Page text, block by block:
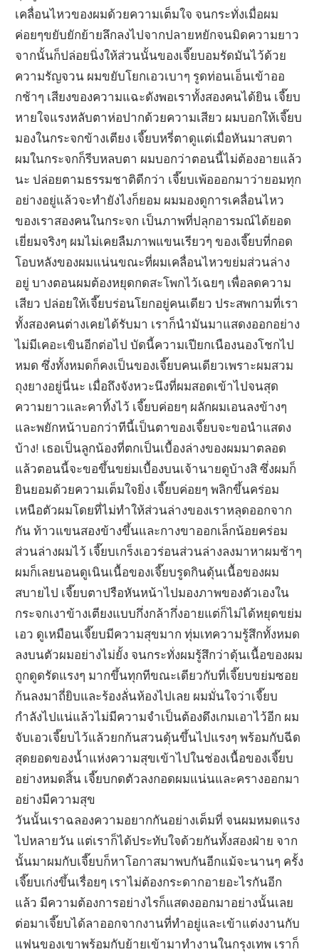
เคลื่อนไหวของผมด้วยความเต็มใจ จนกระทั่งเมื่อผม
ค่อยๆขยับยักย้ายลึกลงไปจากปลายหยักจนมิดความยาว
จากนั้นก็ปล่อยนิ่งให้ส่วนนั้นของเจี๊ยบอมรัดมันไว้ด้วย
ความรัญจวน ผมขยับโยกเอวเบาๆ รูดท่อนเอ็นเข้าออ
กช้าๆ เสียงของความแฉะดังพอเราทั้งสองคนได้ยิน เจี๊ยบ
หายใจแรงหลับตาห่อปากด้วยความเสียว ผมบอกให้เจี๊ยบ
มองในกระจกข้างเตียง เจี๊ยบหรี่ตาดูแต่เมื่อหันมาสบตา
ผมในกระจกก็รีบหลบตา ผมบอกว่าตอนนี้ไม่ต้องอายแล้ว
นะ ปล่อยตามธรรมชาติดีกว่า เจี๊ยบเพ้อออกมาว่ายอมทุก
อย่างอยู่แล้วจะทำยังไงก็ยอม ผมมองดูการเคลื่อนไหว
ของเราสองคนในกระจก เป็นภาพที่ปลุกอารมณ์ได้ยอด
เยี่ยมจริงๆ ผมไม่เคยลืมภาพแขนเรียวๆ ของเจี๊ยบที่กอด
โอบหลังของผมแน่นขณะที่ผมเคลื่อนไหวขย่มส่วนล่าง
อยู่ บางตอนผมต้องหยุดกดสะโพกไว้เฉยๆ เพื่อลดความ
เสียว ปล่อยให้เจี๊ยบร่อนโยกอยู่คนเดียว ประสพกามที่เรา
ทั้งสองคนต่างเคยได้รับมา เราก็นำมันมาแสดงออกอย่าง
ไม่มีเคอะเขินอีกต่อไป บัดนี้ความเปียกเนืองนองโชกไป
หมด ซึ่งทั้งหมดก็คงเป็นของเจี๊ยบคนเดียวเพราะผมสวม
ถุงยางอยู่นี่นะ เมื่อถึงจังหวะนึงที่ผมสอดเข้าไปจนสุด
ความยาวและคาทิ้งไว้ เจี๊ยบค่อยๆ ผลักผมเอนลงข้างๆ
และพยักหน้าบอกว่าทีนี้เป็นตาของเจี๊ยบจะขอนำแสดง
บ้าง! เธอเป็นลูกน้องที่ตกเป็นเบื้องล่างของผมมาตลอด
แล้วตอนนี้จะขอขึ้นขย่มเบื้องบนเจ้านายดูบ้างสิ ซึ่งผมก็
ยินยอมด้วยความเต็มใจยิ่ง เจี๊ยบค่อยๆ พลิกขึ้นคร่อม
เหนือตัวผมโดยที่ไม่ทำให้ส่วนล่างของเราหลุดออกจาก
กัน ท้าวแขนสองข้างขึ้นและกางขาออกเล็กน้อยคร่อม
ส่วนล่างผมไว้ เจี๊ยบเกร็งเอวร่อนส่วนล่างลงมาหาผมช้าๆ
ผมก็เลยนอนดูเนินเนื้อของเจี๊ยบรูดกินดุ้นเนื้อของผม
สบายไป เจี๊ยบตาปรือหันหน้าไปมองภาพของตัวเองใน
กระจกเงาข้างเตียงแบบกึ่งกล้ากึ่งอายแต่ก็ไม่ได้หยุดขย่ม
เอว ดูเหมือนเจี๊ยบมีความสุขมาก ทุ่มเทความรู้สึกทั้งหมด
ลงบนตัวผมอย่างไม่ยั้ง จนกระทั่งผมรู้สึกว่าดุ้นเนื้อของผม
ถูกดูดรัดแรงๆ มากขึ้นทุกทีขณะเดียวกับที่เจี๊ยบขย่มซอย
ก้นลงมาถี่ยิบและร้องลั่นห้องไปเลย ผมมั่นใจว่าเจี๊ยบ
กำลังไปแน่แล้วไม่มีความจำเป็นต้องดึงเกมเอาไว้อีก ผม
จับเอวเจี๊ยบไว้แล้วยกก้นสวนดุ้นขึ้นไปแรงๆ พร้อมกับฉีด
สุดยอดของน้ำแห่งความสุขเข้าไปในช่องเนื้อของเจี๊ยบ
อย่างหมดสิ้น เจี๊ยบกดตัวลงกอดผมแน่นและครางออกมา
อย่างมีความสุข
วันนั้นเราฉลองความอยากกันอย่างเต็มที่ จนผมหมดแรง
ไปหลายวัน แต่เราก็ได้ประทับใจด้วยกันทั้งสองฝ่าย จาก
นั้นมาผมกับเจี๊ยบก็หาโอกาสมาพบกันอีกแม้จะนานๆ ครั้ง
เจี๊ยบเก่งขึ้นเรื่อยๆ เราไม่ต้องกระดากอายอะไรกันอีก
แล้ว มีความต้องการอย่างไรก็แสดงออกมาอย่างนั้นเลย
ต่อมาเจี๊ยบได้ลาออกจากงานที่ทำอยู่และเข้าแต่งงานกับ
แฟนของเขาพร้อมกับย้ายเข้ามาทำงานในกรุงเทพ เราก็